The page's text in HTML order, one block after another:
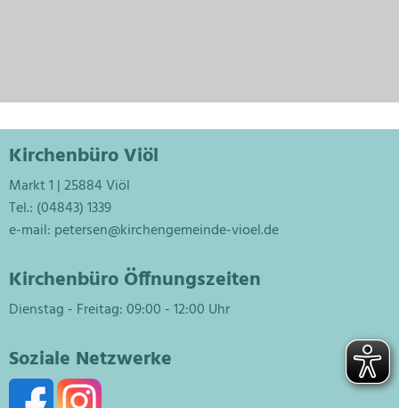
Kirchenbüro Viöl
Markt 1 | 25884 Viöl
Tel.: (04843) 1339
e-mail: petersen@kirchengemeinde-vioel.de
Kirchenbüro Öffnungszeiten
Dienstag - Freitag: 09:00 - 12:00 Uhr
Soziale Netzwerke